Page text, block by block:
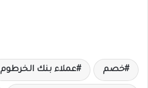
خصم عملاء بنك الخرطوم